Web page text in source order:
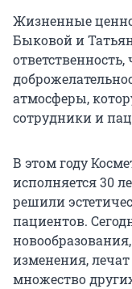
Жизненные
Быковой и
атмосферы,
сотрудники и
В этом году
исполняется 30
решили
пациентов.
изменения,
множество